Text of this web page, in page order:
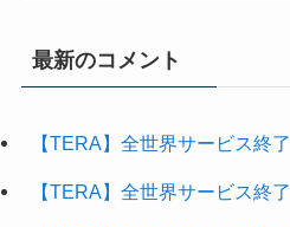
最新のコメント
【TERA】全世界サービス終了
【TERA】全世界サービス終了